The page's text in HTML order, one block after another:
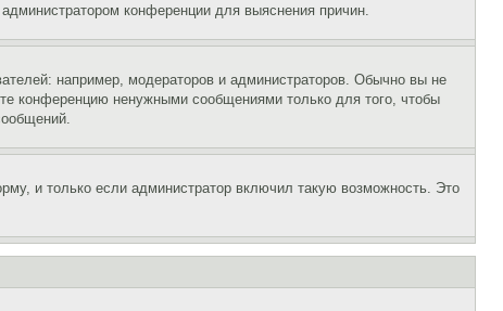
конференции для выяснения причин.
например, модераторов и администраторов. Обычно вы не
конференцию ненужными сообщениями только для того, чтобы
и только если администратор включил такую возможность. Это